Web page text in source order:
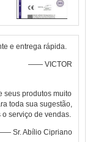
e entrega rápida.
—— VICTOR
seus produtos muito
toda sua sugestão,
serviço de vendas.
Sr. Abílio Cipriano